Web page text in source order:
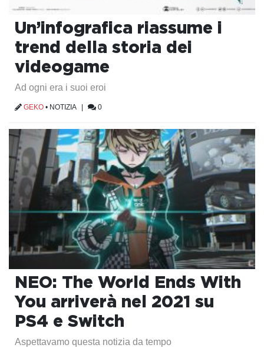
Un’infografica riassume i
trend della storia dei
videogame
Ad ogni era i suoi eroi
GEKO • NOTIZIA| 0
NEO: The World Ends With
You arriverà nel 2021 su
PS4 e Switch
Aspettavamo questa notizia da tempo